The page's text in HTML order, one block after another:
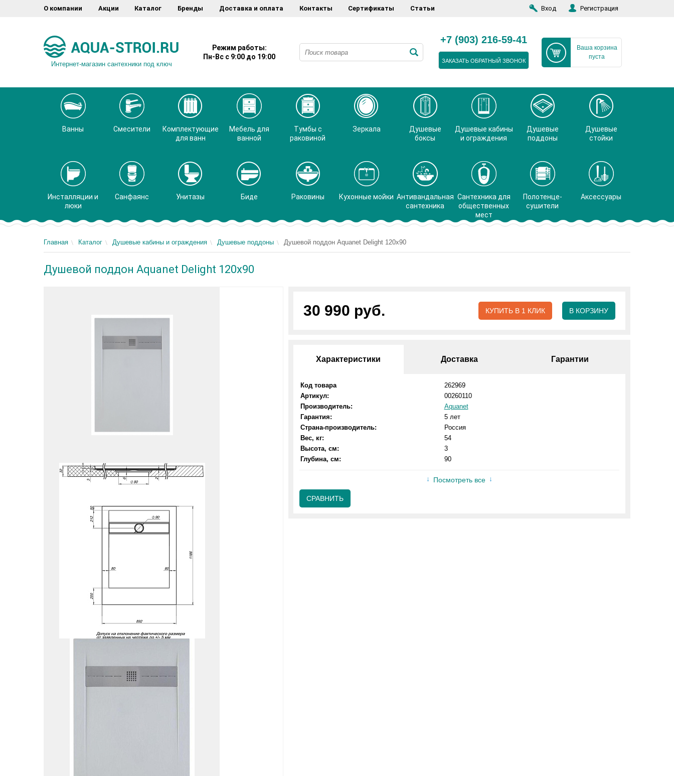
О компании Акции Каталог Бренды Доставка и оплата Контакты Сертификаты Статьи Вход Регистрация
Интернет-магазин сантехники под ключ
Режим работы:
Пн-Вс с 9:00 до 19:00
+7 (903) 216-59-41
ЗАКАЗАТЬ ОБРАТНЫЙ ЗВОНОК
Ваша корзина
пуста
Ванны Смесители
Комплектующие
для ванн
Мебель для
ванной
Тумбы с
раковиной
Зеркала
Душевые
боксы
Душевые кабины
и ограждения
Душевые
поддоны
Душевые
стойки
Инсталляции и
люки
Санфаянс Унитазы Биде Раковины Кухонные мойки Антивандальная
сантехника
Сантехника для
общественных
мест
Полотенце-
сушители
Аксессуары
Главная Каталог Душевые кабины и ограждения Душевые поддоны Душевой поддон Aquanet Delight 120x90
Душевой поддон Aquanet Delight 120x90
30 990 руб. КУПИТЬ В 1 КЛИК В КОРЗИНУ
Характеристики Доставка Гарантии
Код товара
262969
Артикул:
00260110
Производитель:
Aquanet
Гарантия:
5 лет
Страна-производитель:
Россия
Вес, кг:
54
Высота, см:
3
Глубина, см:
90
Посмотреть все
СРАВНИТЬ